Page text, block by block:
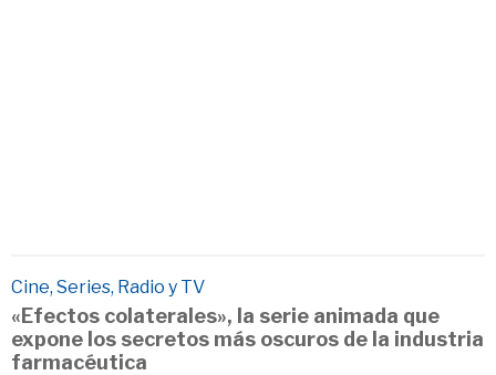
Cine, Series, Radio y TV
«Efectos colaterales», la serie animada que
expone los secretos más oscuros de la industria
farmacéutica